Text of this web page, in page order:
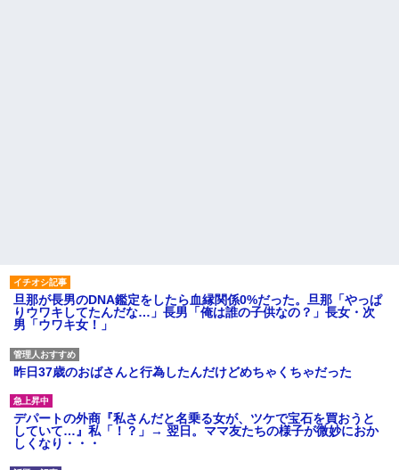
旦那が長男のDNA鑑定をしたら血縁関係0%だった。旦那「やっぱ
りウワキしてたんだな…」長男「俺は誰の子供なの？」長女・次
男「ウワキ女！」
昨日37歳のおばさんと行為したんだけどめちゃくちゃだった
デパートの外商『私さんだと名乗る女が、ツケで宝石を買おうと
していて…』私「！？」→ 翌日。ママ友たちの様子が微妙におか
しくなり・・・